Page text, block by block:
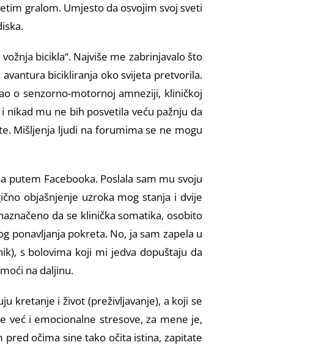
gralom. Umjesto da osvojim svoj sveti
bicikla“. Najviše me zabrinjavalo što
bicikliranja oko svijeta pretvorila.
o senzorno-motornoj amneziji, kliničkoj
mu ne bih posvetila veću pažnju da
Mišljenja ljudi na forumima se ne mogu
putem Facebooka. Poslala sam mu svoju
objašnjenje uzroka mog stanja i dvije
da se klinička somatika, osobito
ponavljanja pokreta. No, ja sam zapela u
s bolovima koji mi jedva dopuštaju da
na daljinu.
kretanje i život (preživljavanje), a koji se
već i emocionalne stresove, za mene je,
pred očima sine tako očita istina, zapitate